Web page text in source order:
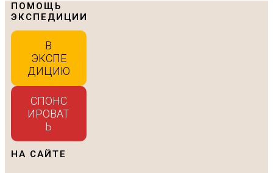
ПОМОЩЬ
ЭКСПЕДИЦИИ
В
ЭКСПЕ
ДИЦИЮ
СПОНС
ИРОВАТ
Ь
НА САЙТЕ